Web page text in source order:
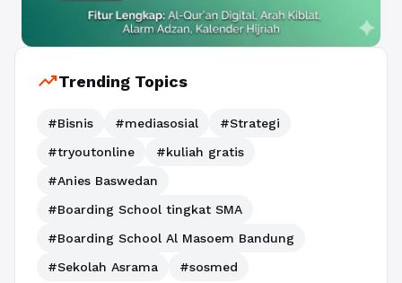
trending_upTrending Topics
#Bisnis #mediasosial
#Strategi
#tryoutonline
#kuliah gratis
#Anies Baswedan
#Boarding School tingkat SMA
#Boarding School Al Masoem Bandung
#Sekolah Asrama
#sosmed